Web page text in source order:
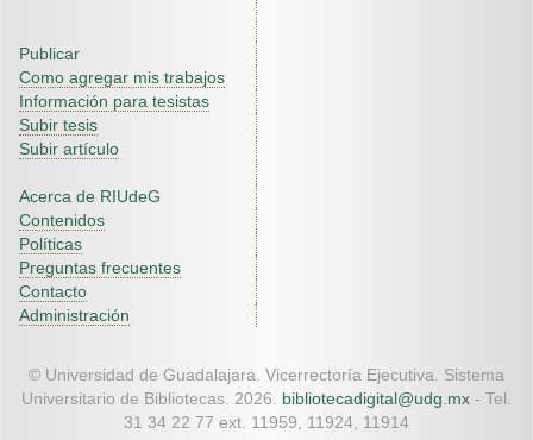
Publicar
Como agregar mis trabajos
Información para tesistas
Subir tesis
Subir artículo
Acerca de RIUdeG
Contenidos
Políticas
Preguntas frecuentes
Contacto
Administración
© Universidad de Guadalajara. Vicerrectoría Ejecutiva. Sistema
Universitario de Bibliotecas. 2026. bibliotecadigital@udg.mx - Tel.
31 34 22 77 ext. 11959, 11924, 11914